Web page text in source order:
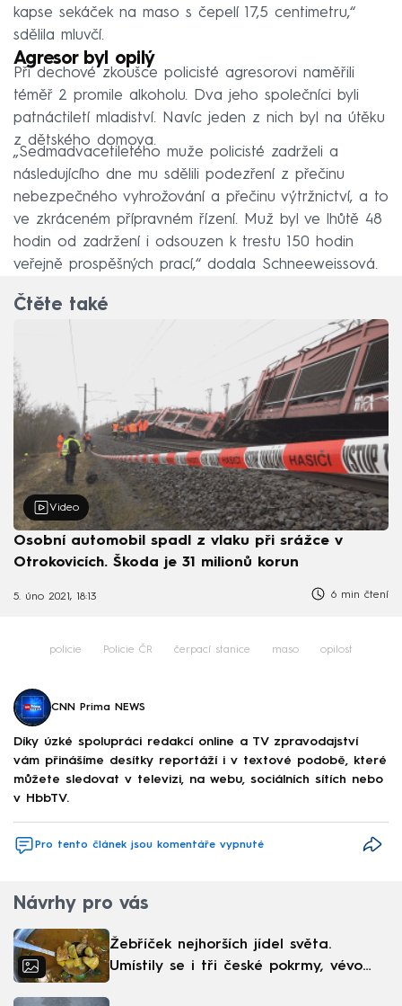
kapse sekáček na maso s čepelí 17,5 centimetru,“
sdělila mluvčí.
Agresor byl opilý
Při dechové zkoušce policisté agresorovi naměřili
téměř 2 promile alkoholu. Dva jeho společníci byli
patnáctiletí mladiství. Navíc jeden z nich byl na útěku
z dětského domova.
„Sedmadvacetiletého muže policisté zadrželi a
následujícího dne mu sdělili podezření z přečinu
nebezpečného vyhrožování a přečinu výtržnictví, a to
ve zkráceném přípravném řízení. Muž byl ve lhůtě 48
hodin od zadržení i odsouzen k trestu 150 hodin
veřejně prospěšných prací,“ dodala Schneeweissová.
Čtěte také
Video
Osobní automobil spadl z vlaku při srážce v
Otrokovicích. Škoda je 31 milionů korun
5. úno 2021, 18:13 6 min čtení
policie Policie ČR čerpací stanice maso opilost
CNN Prima NEWS
Díky úzké spolupráci redakcí online a TV zpravodajství
vám přinášíme desítky reportáží i v textové podobě, které
můžete sledovat v televizi, na webu, sociálních sítích nebo
v HbbTV.
Pro tento článek jsou komentáře vypnuté
Návrhy pro vás
Žebříček nejhorších jídel světa.
Umístily se i tři české pokrmy, vévodí